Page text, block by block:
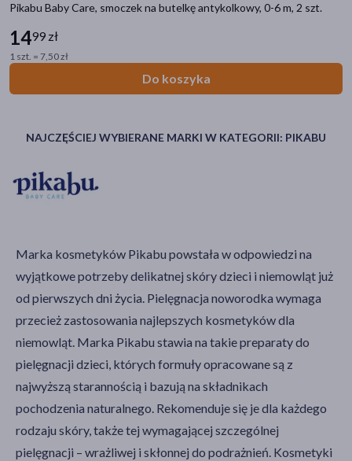
Pikabu Baby Care, smoczek na butelkę antykolkowy, 0-6 m, 2 szt.
1499 zł
1 szt. = 7,50 zł
Do koszyka
NAJCZĘŚCIEJ WYBIERANE MARKI W KATEGORII: PIKABU
Marka kosmetyków Pikabu powstała w odpowiedzi na
wyjątkowe potrzeby delikatnej skóry dzieci i niemowląt już
od pierwszych dni życia. Pielęgnacja noworodka wymaga
przecież zastosowania najlepszych kosmetyków dla
niemowląt. Marka Pikabu stawia na takie preparaty do
pielęgnacji dzieci, których formuły opracowane są z
najwyższą starannością i bazują na składnikach
pochodzenia naturalnego. Rekomenduje się je dla każdego
rodzaju skóry, także tej wymagającej szczególnej
pielęgnacji – wrażliwej i skłonnej do podrażnień. Kosmetyki